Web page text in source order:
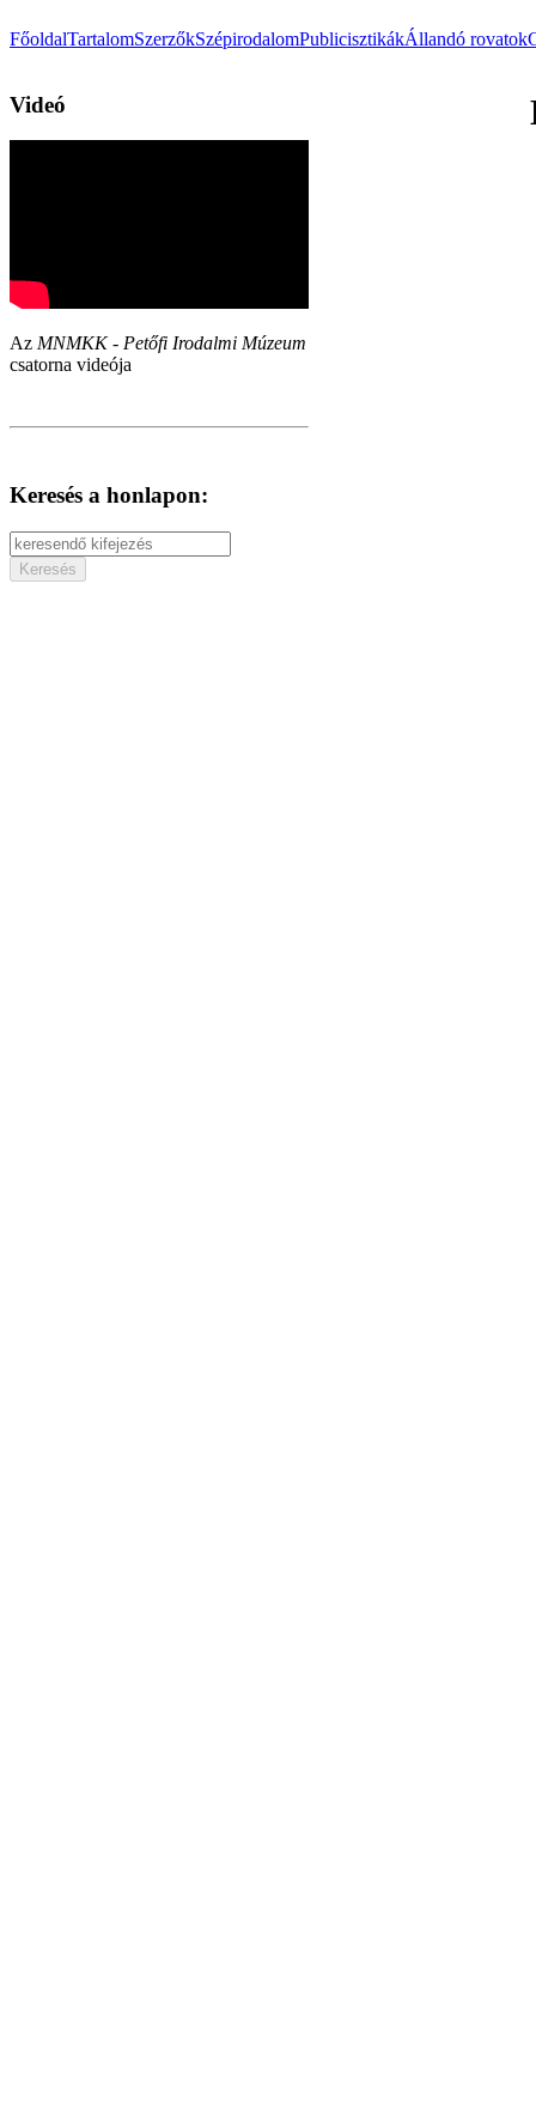
FőoldalTartalomSzerzőkSzépirodalomPublicisztikákÁllandó rovatok
Videó
Az MNMKK - Petőfi Irodalmi Múzeum
csatorna videója
Keresés a honlapon: